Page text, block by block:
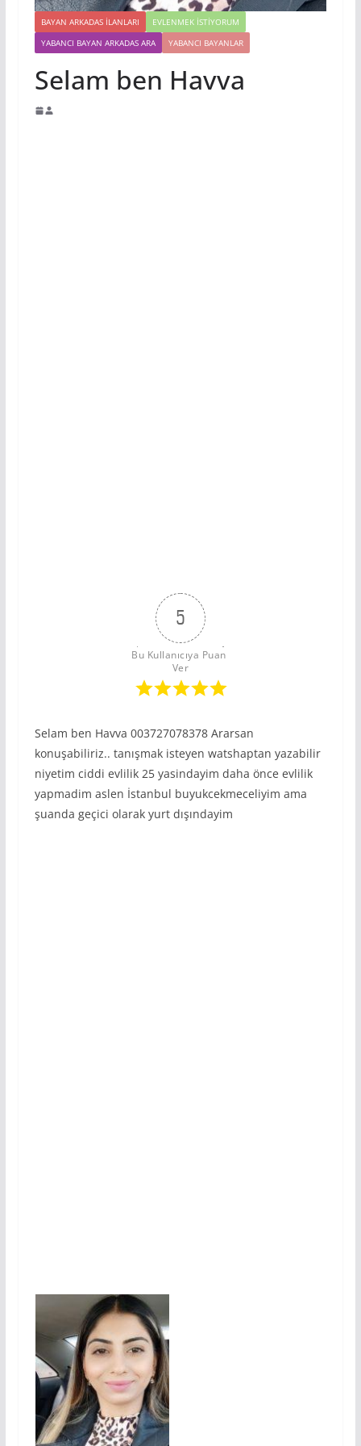
BAYAN ARKADAS ILANLARI
EVLENMEK İSTIYORUM
YABANCI BAYAN ARKADAS ARA
YABANCI BAYANLAR
Selam ben Havva
5
Bu Kullanıcıya Puan
Ver
Selam ben Havva 003727078378 Ararsan
konuşabiliriz.. tanışmak isteyen watshaptan yazabilir
niyetim ciddi evlilik 25 yasindayim daha önce evlilik
yapmadim aslen İstanbul buyukcekmeceliyim ama
şuanda geçici olarak yurt dışındayim